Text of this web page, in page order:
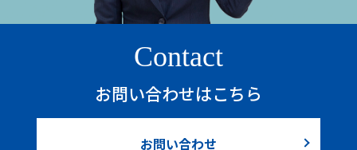
Contact
お問い合わせはこちら
お問い合わせ